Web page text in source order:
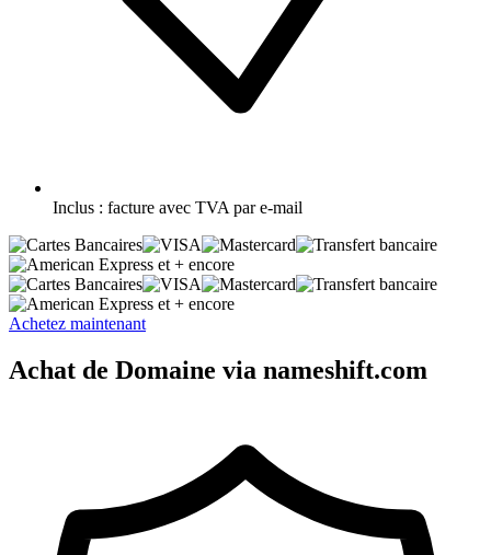
Inclus : facture avec TVA par e-mail
et + encore
et + encore
Achetez maintenant
Achat de Domaine via nameshift.com